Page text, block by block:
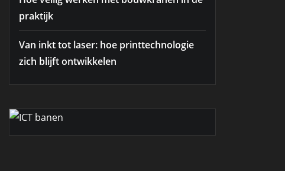
praktijk
Van inkt tot laser: hoe printtechnologie
zich blijft ontwikkelen